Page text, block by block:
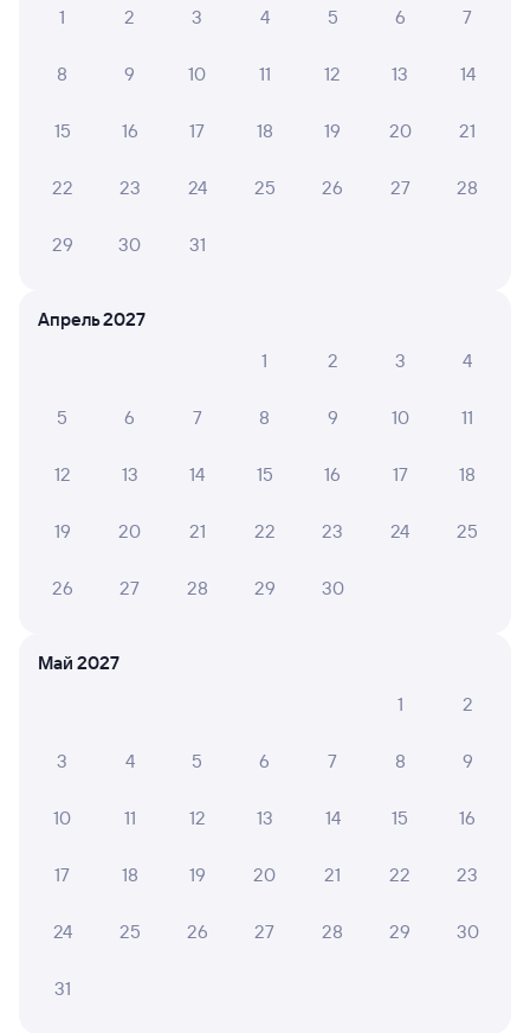
Новосибирск
в Москву Ярославскую
Дни следования ближайшие: 6, 8, 10 августа Маршрут
Даже если сейчас нет мест
Путешественникам нравятся эти варианты
Турбаза
Отзывы пассажиров Туту о поездах
отрицательные мнения
10
1
2 3 4 5 6 7
8 9 10 11 12 13 14
15 16 17 18 19 20 21
22 23 24 25 26 27 28
29 30 31
Апрель 2027
1
2 3 4
5 6 7 8 9 10 11
12 13 14 15 16 17 18
19 20 21 22 23 24 25
26 27 28 29 30
Май 2027
1
2
3 4 5 6 7 8 9
10 11 12 13 14 15 16
17 18 19 20 21 22 23
24 25 26 27 28 29 30
31